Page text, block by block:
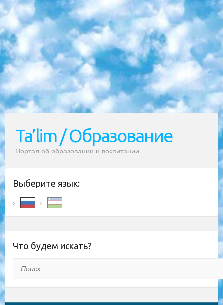
Ta’lim / Образование
Портал об образовании и воспитании
Выберите язык:
Что будем искать?